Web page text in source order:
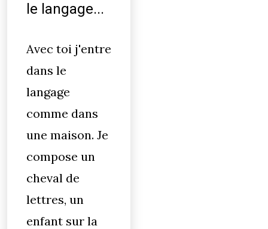
le langage...
Avec toi j'entre
dans le
langage
comme dans
une maison. Je
compose un
cheval de
lettres, un
enfant sur la